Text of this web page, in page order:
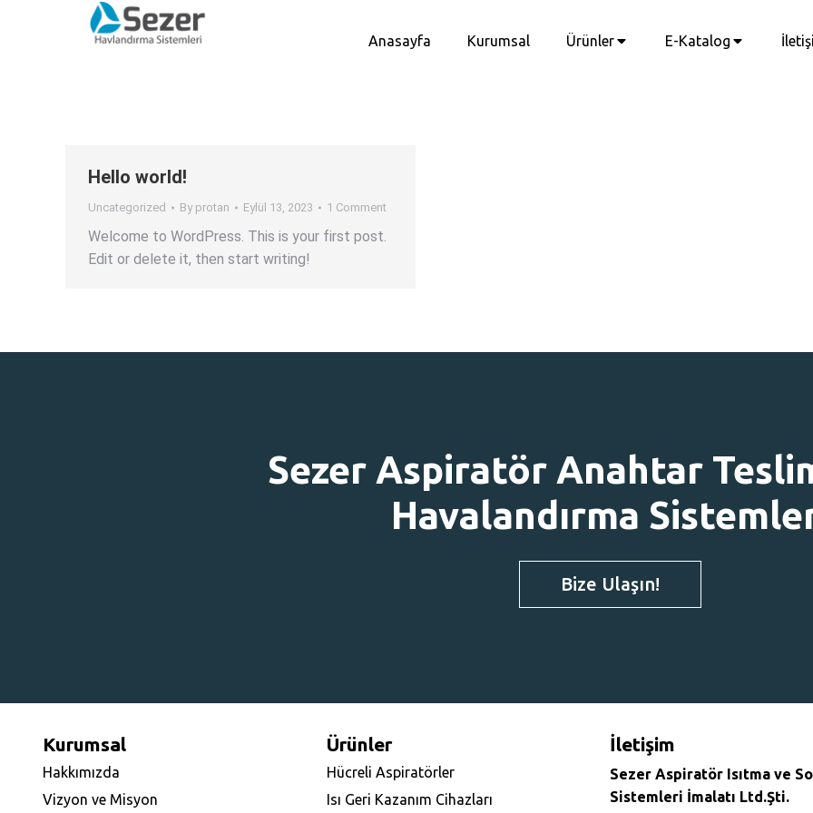
Anasayfa Kurumsal Ürünler E-Katalog
Hello world!
Uncategorized By protan Eylül 13, 2023 1 Comment
Welcome to WordPress. This is your first post.
Edit or delete it, then start writing!
Sezer Aspiratör Anahtar
Havalandırma
Bize Ulaşın!
Kurumsal
Hakkımızda
Vizyon ve Misyon
Ürünler
Hücreli Aspiratörler
Isı Geri Kazanım Cihazları
İletişim
Sezer Aspiratör Isıtma ve
Sistemleri İmalatı Ltd.Şti.